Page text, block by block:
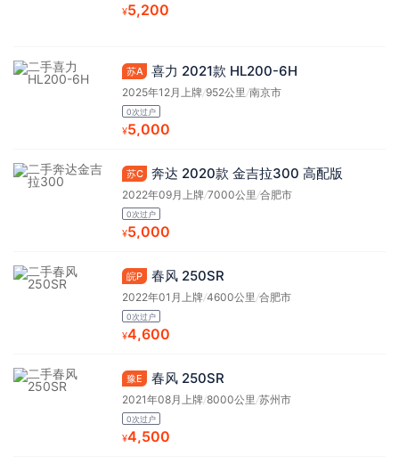
¥5,200
苏A 喜力 2021款 HL200-6H
2025年12月上牌/952公里/南京市
0次过户
¥5,000
苏C 奔达 2020款 金吉拉300 高配版
2022年09月上牌/7000公里/合肥市
0次过户
¥5,000
皖P 春风 250SR
2022年01月上牌/4600公里/合肥市
0次过户
¥4,600
豫E 春风 250SR
2021年08月上牌/8000公里 /苏州市
0次过户
¥4,500